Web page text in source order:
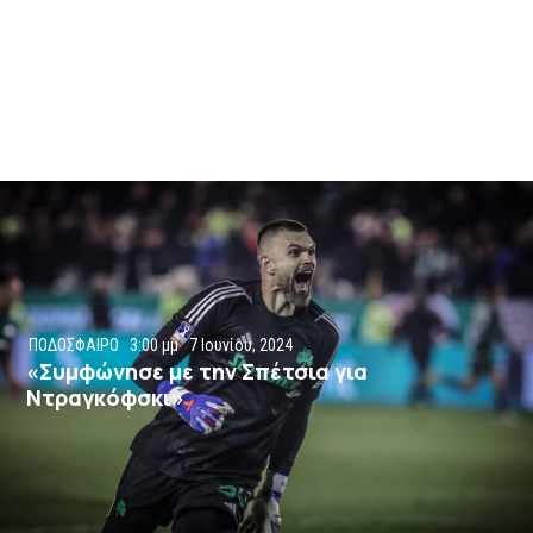
ΠΟΔΟΣΦΑΙΡΟ 3:00 μμ 7 Ιουνίου, 2024
«Συμφώνησε με την Σπέτσια για
Ντραγκόφσκι»